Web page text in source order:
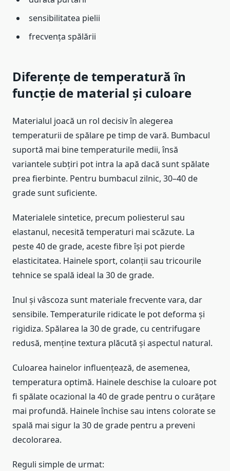
sensibilitatea pielii
frecvența spălării
Diferențe de temperatură în
funcție de material și culoare
Materialul joacă un rol decisiv în alegerea
temperaturii de spălare pe timp de vară. Bumbacul
suportă mai bine temperaturile medii, însă
variantele subțiri pot intra la apă dacă sunt spălate
prea fierbinte. Pentru bumbacul zilnic, 30–40 de
grade sunt suficiente.
Materialele sintetice, precum poliesterul sau
elastanul, necesită temperaturi mai scăzute. La
peste 40 de grade, aceste fibre își pot pierde
elasticitatea. Hainele sport, colanții sau tricourile
tehnice se spală ideal la 30 de grade.
Inul și vâscoza sunt materiale frecvente vara, dar
sensibile. Temperaturile ridicate le pot deforma și
rigidiza. Spălarea la 30 de grade, cu centrifugare
redusă, menține textura plăcută și aspectul natural.
Culoarea hainelor influențează, de asemenea,
temperatura optimă. Hainele deschise la culoare pot
fi spălate ocazional la 40 de grade pentru o curățare
mai profundă. Hainele închise sau intens colorate se
spală mai sigur la 30 de grade pentru a preveni
decolorarea.
Reguli simple de urmat: